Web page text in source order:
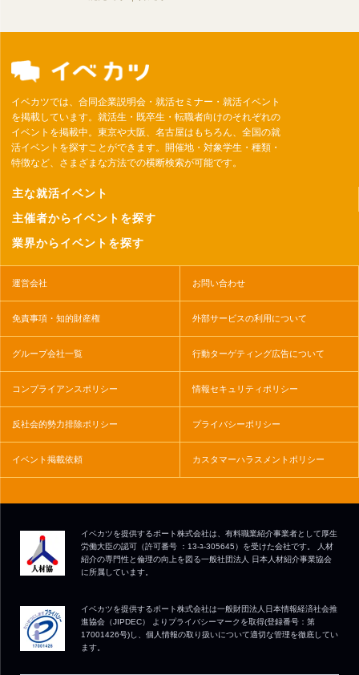
イベカツでは、合同企業説明会・就活セミナー・就活イベント
を掲載しています。就活生・既卒生・転職者向けのそれぞれの
イベントを掲載中。東京や大阪、名古屋はもちろん、全国の就
活イベントを探すことができます。開催地・対象学生・種類・
特徴など、さまざまな方法での横断検索が可能です。
主な就活イベント
主催者からイベントを探す
業界からイベントを探す
運営会社 お問い合わせ
免責事項・知的財産権 外部サービスの利用について
グループ会社一覧 行動ターゲティング広告について
コンプライアンスポリシー 情報セキュリティポリシー
反社会的勢力排除ポリシー プライバシーポリシー
イベント掲載依頼 カスタマーハラスメントポリシー